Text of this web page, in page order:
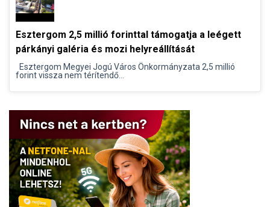
Esztergom 2,5 millió forinttal támogatja a leégett
párkányi galéria és mozi helyreállítását
Esztergom Megyei Jogú Város Önkormányzata 2,5 millió
forint vissza nem térítendő...